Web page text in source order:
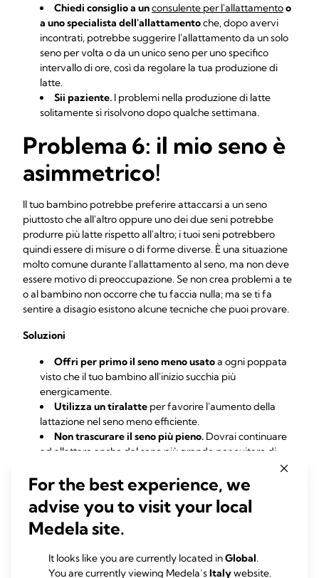
Chiedi consiglio a unconsulente per l'allattamentoo
a uno specialista dell'allattamentoche, dopo avervi
incontrati, potrebbe suggerire l'allattamento da un solo
seno per volta o da un unico seno per uno specifico
intervallo di ore, così da regolare la tua produzione di
latte.
Sii paziente. I problemi nella produzione di latte
solitamente si risolvono dopo qualche settimana.
Problema 6: il mio seno è
asimmetrico!
Il tuo bambino potrebbe preferire attaccarsi a un seno
piuttosto che all'altro oppure uno dei due seni potrebbe
produrre più latte rispetto all'altro; i tuoi seni potrebbero
quindi essere di misure o di forme diverse. È una situazione
molto comune durante l'allattamento al seno, ma non deve
essere motivo di preoccupazione. Se non crea problemi a te
o al bambino non occorre che tu faccia nulla; ma se ti fa
sentire a disagio esistono alcune tecniche che puoi provare.
Soluzioni
Offri per primoil seno meno usatoa ogni poppata
visto che il tuo bambino all'inizio succhia più
energicamente.
Utilizza un tiralatte per favorire l'aumento della
lattazione nel seno meno efficiente.
Non trascurare il seno più pieno. Dovrai continuare
ad allattare anche dal seno più grande per evitare di
Consulta un medico.A volte il fatto che si alimenti da
un solo lato potrebbe essere dovuto ad una infezione
all'orecchio del tuo bambino. Alcune posizioni possono,
quindi provocargli malessere: una posizione più verticale
seno, invece, il gusto del tuo latte potrebbe cambiare e
non piacergli.
For the best experience, we
advise you to visit your local
Medela site.
It looks like you are currently located inGlobal.
You are currently viewing Medela’sItalywebsite.